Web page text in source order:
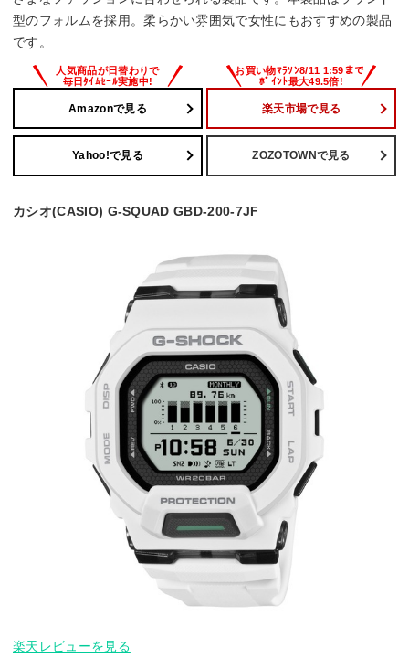
型のフォルムを採用。柔らかい雰囲気で女性にもおすすめの製品
です。
Amazonで見る 楽天市場で見る
Yahoo!で見る ZOZOTOWNで見る
カシオ(CASIO) G-SQUAD GBD-200-7JF
楽天レビューを見る